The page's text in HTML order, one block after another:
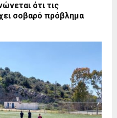
ότι τις
σοβαρό πρόβλημα